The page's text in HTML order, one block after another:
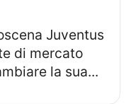
di mercato
la sua...